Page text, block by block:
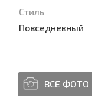
Стиль
Повседневный
ВСЕ ФОТО